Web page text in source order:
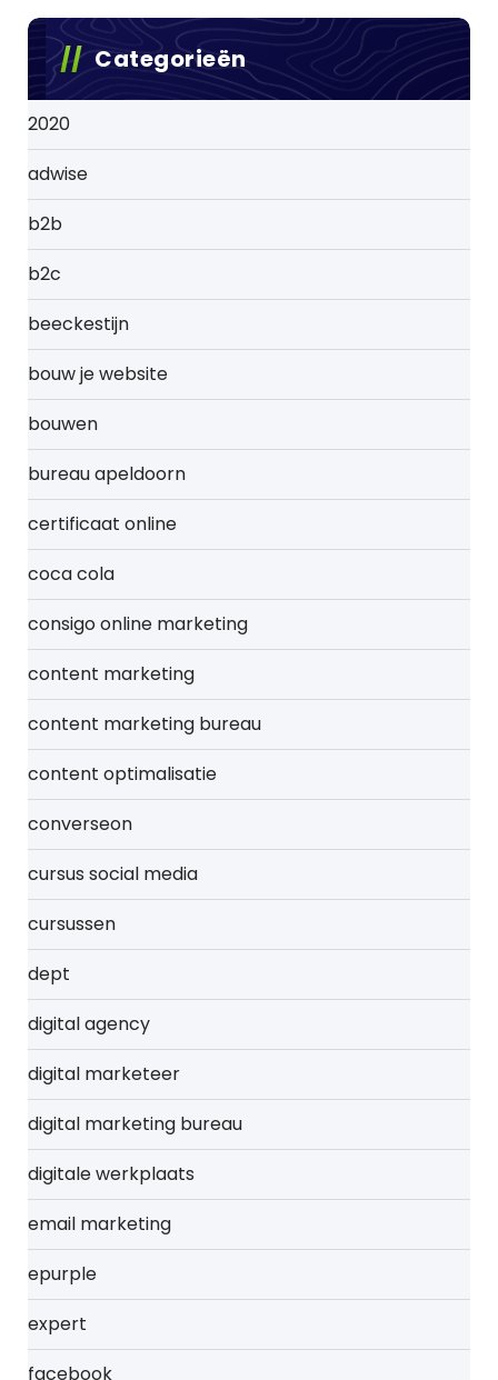
Categorieën
2020
adwise
b2b
b2c
beeckestijn
bouw je website
bouwen
bureau apeldoorn
certificaat online
coca cola
consigo online marketing
content marketing
content marketing bureau
content optimalisatie
converseon
cursus social media
cursussen
dept
digital agency
digital marketeer
digital marketing bureau
digitale werkplaats
email marketing
epurple
expert
facebook